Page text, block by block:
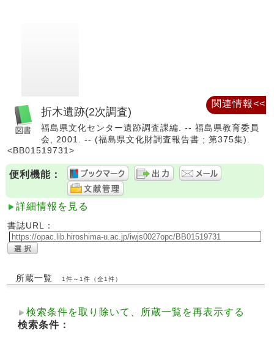
折木遺跡(2次調査)
福島県文化センター遺跡調査課編. -- 福島県教育委員
会, 2001. -- (福島県文化財調査報告書 ; 第375集).
<BB01519731>
便利機能：
詳細情報を見る
書誌URL：
所蔵一覧 1件～1件（全1件）
検索条件を取り除いて、所蔵一覧を再表示する
検索条件：
関連情報<<